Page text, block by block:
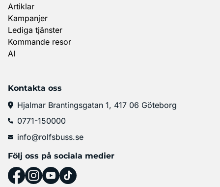
Artiklar
Kampanjer
Lediga tjänster
Kommande resor
AI
Kontakta oss
Hjalmar Brantingsgatan 1, 417 06 Göteborg
0771-150000
info@rolfsbuss.se
Följ oss på sociala medier